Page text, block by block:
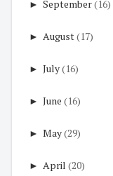
► September(16)
► August(17)
► July(16)
► June (16)
► May(29)
► April (20)